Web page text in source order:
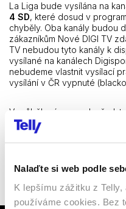
Nalaďte si web podle
K lepšímu zážitku z
používáme cookies. Bez
La Liga bude vysílána na
4 SD, které dosud v
chyběly. Oba kanály budou
zákazníkům Nové DIGI TV
TV nebudou tyto kanály k
vysílané na kanálech
nebudeme vlastnit vysílací
vysílání v ČR vypnuté
V průběhu února pak
sestavený podle požadavků
zařadíme vybrané sportovní
Sledujte